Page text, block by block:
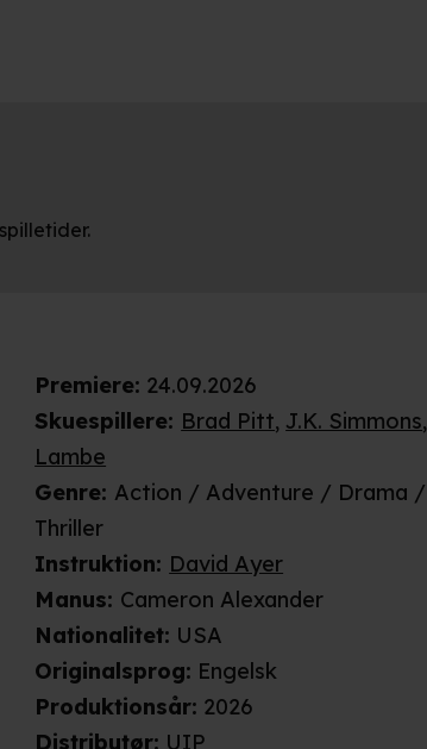
Premiere: 24.09.2026
Skuespillere: Brad Pitt, J.K. Simmons,
Lambe
Genre: Action / Adventure / Drama /
Thriller
Instruktion: David Ayer
Manus: Cameron Alexander
Nationalitet: USA
Originalsprog: Engelsk
Produktionsår: 2026
Distributør: UIP